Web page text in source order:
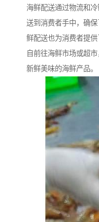
海鲜配送通过物流和
送到消费者手中，确
鲜配送也为消费者提
自前往海鲜市场或超
新鲜美味的海鲜产品。